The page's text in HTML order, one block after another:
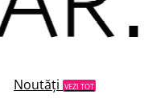
Branduri
Noutăți VEZI TOT